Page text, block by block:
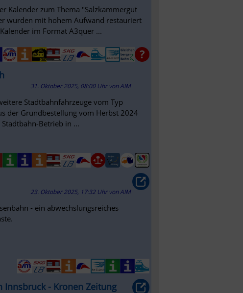
Kalender zum Thema "Salzkammergut
wurden mit hohem Aufwand restauriert
im Format A3quer ...
31. Oktober 2025, 08:00 Uhr vonAIM
Stadtbahnfahrzeuge vom Typ
der Grundbestellung vom Herbst 2024
Stadtbahn-Betrieb in ...
23. Oktober 2025, 17:32 Uhr vonAIM
- ein abwechslungsreiches
Innsbruck - Kronen Zeitung